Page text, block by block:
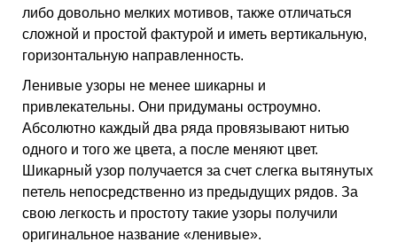
либо довольно мелких мотивов, также отличаться
сложной и простой фактурой и иметь вертикальную,
горизонтальную направленность.
Ленивые узоры не менее шикарны и
привлекательны. Они придуманы остроумно.
Абсолютно каждый два ряда провязывают нитью
одного и того же цвета, а после меняют цвет.
Шикарный узор получается за счет слегка вытянутых
петель непосредственно из предыдущих рядов. За
свою легкость и простоту такие узоры получили
оригинальное название «ленивые».